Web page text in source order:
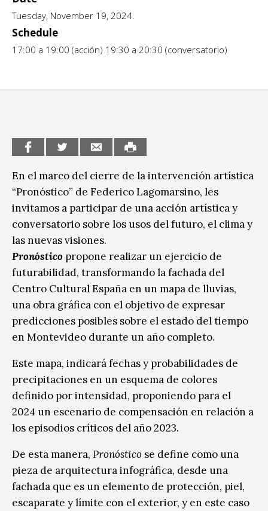
CCE en el interior/libros
Exposiciones
Formación
Medio Ambiente
Música
Sin categoría
Tuesday, November 19, 2024.
Schedule
17:00 a 19:00 (acción) 19:30 a 20:30 (conversatorio)
En el marco del cierre de la intervención artística
“Pronóstico” de Federico Lagomarsino, les
invitamos a participar de una acción artística y
conversatorio sobre los usos del futuro, el clima y
las nuevas visiones.
Pronóstico propone realizar un ejercicio de
futurabilidad, transformando la fachada del
Centro Cultural España en un mapa de lluvias,
una obra gráfica con el objetivo de expresar
predicciones posibles sobre el estado del tiempo
en Montevideo durante un año completo.
Este mapa, indicará fechas y probabilidades de
precipitaciones en un esquema de colores
definido por intensidad, proponiendo para el
2024 un escenario de compensación en relación a
los episodios críticos del año 2023.
De esta manera, Pronóstico se define como una
pieza de arquitectura infográfica, desde una
fachada que es un elemento de protección, piel,
escaparate y límite con el exterior, y en este caso